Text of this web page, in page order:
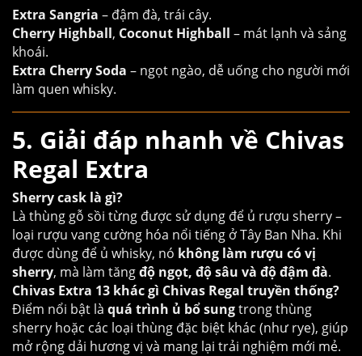
Extra Sangria – đậm đà, trái cây.
Cherry Highball, Coconut Highball – mát lạnh và sảng
khoái.
Extra Cherry Soda – ngọt ngào, dễ uống cho người mới
làm quen whisky.
5. Giải đáp nhanh về Chivas
Regal Extra
Sherry cask là gì?
Là thùng gỗ sồi từng được sử dụng để ủ rượu sherry –
loại rượu vang cường hóa nổi tiếng ở Tây Ban Nha. Khi
được dùng để ủ whisky, nó không làm rượu có vị
sherry, mà làm tăngđộ ngọt, độ sâu và độ đậm đà.
Chivas Extra 13 khác gì Chivas Regal truyền thống?
Điểm nổi bật là quá trình ủ bổ sungtrong thùng
sherry hoặc các loại thùng đặc biệt khác (như rye), giúp
mở rộng dải hương vị và mang lại trải nghiệm mới mẻ.